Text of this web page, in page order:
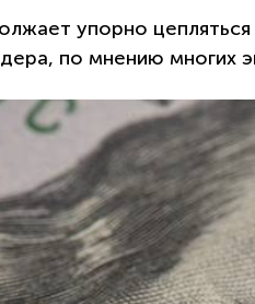
упорно
по мнению многих